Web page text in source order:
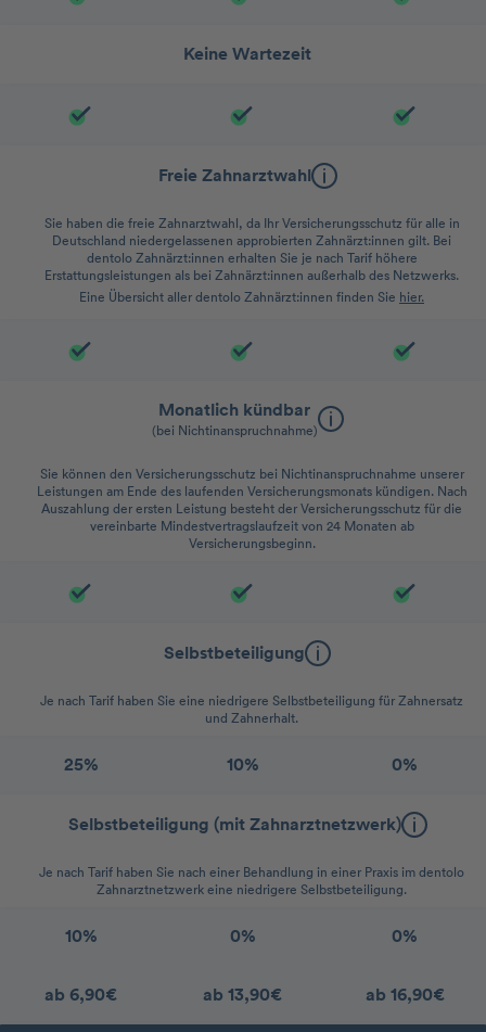
Keine Wartezeit
Freie Zahnarztwahl
Sie haben die freie Zahnarztwahl, da Ihr Versicherungsschutz für alle in
Deutschland niedergelassenen approbierten Zahnärzt:innen gilt. Bei
dentolo Zahnärzt:innen erhalten Sie je nach Tarif höhere
Erstattungsleistungen als bei Zahnärzt:innen außerhalb des Netzwerks.
Eine Übersicht aller dentolo Zahnärzt:innen finden Sie hier.
Monatlich kündbar
(bei Nichtinanspruchnahme)
Sie können den Versicherungsschutz bei Nichtinanspruchnahme unserer
Leistungen am Ende des laufenden Versicherungsmonats kündigen. Nach
Auszahlung der ersten Leistung besteht der Versicherungsschutz für die
vereinbarte Mindestvertragslaufzeit von 24 Monaten ab
Versicherungsbeginn.
Selbstbeteiligung
Je nach Tarif haben Sie eine niedrigere Selbstbeteiligung für Zahnersatz
und Zahnerhalt.
25% 10% 0%
Selbstbeteiligung (mit Zahnarztnetzwerk)
Je nach Tarif haben Sie nach einer Behandlung in einer Praxis im dentolo
Zahnarztnetzwerk eine niedrigere Selbstbeteiligung.
10% 0% 0%
ab 6,90€ ab 13,90€ ab 16,90€